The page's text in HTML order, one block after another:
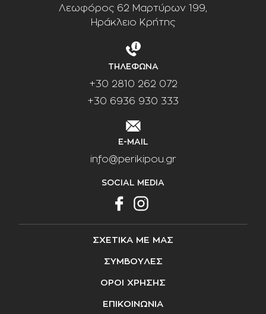
Λεωφόρος 62 Μαρτύρων 199,
Ηράκλειο Κρήτης
ΤΗΛΕΦΩΝΑ
+30 2810 262 072
+30 6936 930 333
E-MAIL
info@perikipou.gr
SOCIAL MEDIA
ΣΧΕΤΙΚΑ ΜΕ ΜΑΣ
ΣΥΜΒΟΥΛΕΣ
ΟΡΟΙ ΧΡΗΣΗΣ
ΕΠΙΚΟΙΝΩΝΙΑ